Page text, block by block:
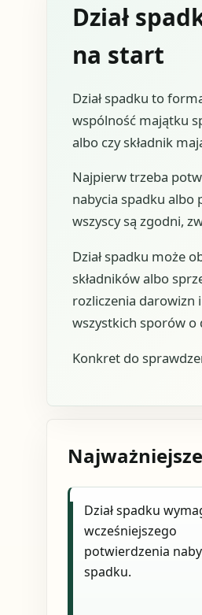
Dział
na start
Dział spadku to
wspólność majątku
albo czy składnik
Najpierw trzeba
nabycia spadku albo
wszyscy są zgodni,
Dział spadku może
składników albo
rozliczenia darowizn
wszystkich sporów o
Konkret do
Dział spadku
wcześniejszego
potwierdzenia
spadku.